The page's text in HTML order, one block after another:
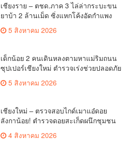
เชียงราย – ตชด.ภาค 3 ไล่ล่ากระบะขน
ยาบ้า 2 ล้านเม็ด ซิ่งแหกโค้งอัดกำแพง
5 สิงหาคม 2026
เด็กน้อย 2 คนเดินหลงตามหาแม่ริมถนน
ซุปเปอร์เชียงใหม่ ตำรวจเร่งช่วยปลอดภัย
แล้ว5 สิงหาคม 2026
เชียงใหม่ – ตรวจสอบไกด์เมาแอ๋ดอย
ลังกาน้อย! ตำรวจดอยสะเก็ดผนึกชุมชน
สยบดราม่าโซเชียล ส่งตัวบำบัดด่วน
สร้างความมั่นใจให้นักท่องเที่ยว
4 สิงหาคม 2026